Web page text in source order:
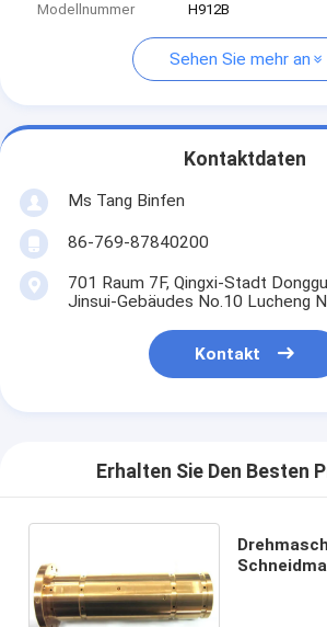
Modellnummer
H912B
Sehen Sie mehr an
Kontaktdaten
Ms Tang Binfen
86-769-87840200
701 Raum 7F, Qingxi-Stadt
Jinsui-Gebäudes No.10 Lucheng
Kontakt
Erhalten Sie Den Besten